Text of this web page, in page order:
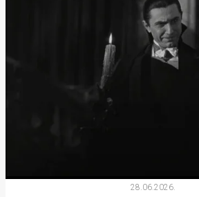
28.06.2026.